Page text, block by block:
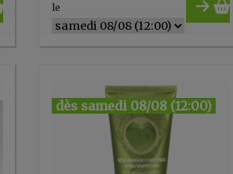
le
dès samedi 08/08 (12:00)